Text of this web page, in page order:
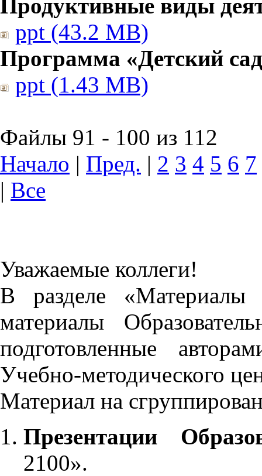
Продуктивные виды
ppt (43.2 MB)
Программа «Детский
ppt (1.43 MB)
Файлы 91 - 100 из 112
Начало | Пред. | 2 3 4 5 6 7
| Все
Уважаемые коллеги!
В разделе «Материалы
материалы
подготовленные
Учебно-методического
Материал на
Презентации
2100».